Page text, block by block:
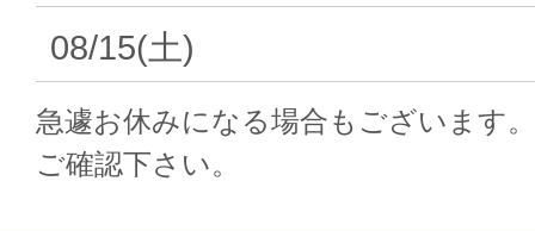
08/15(土)
急遽お休みになる場合もございます
ご確認下さい。